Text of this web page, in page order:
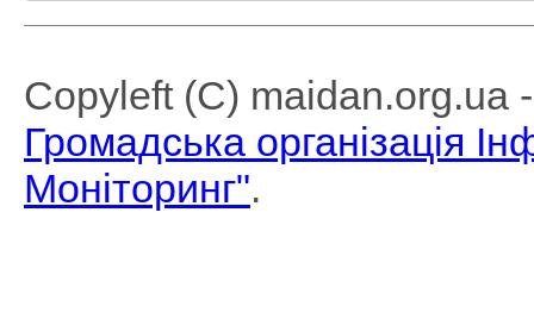
Copyleft (C) maidan.org.ua
Громадська організація
Моніторинг".